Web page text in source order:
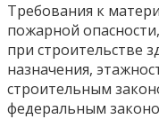
Требования к
пожарной
при строительстве
назначения,
строительным
федеральным